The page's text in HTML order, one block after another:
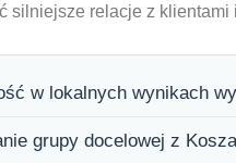
silniejsze relacje z
w lokalnych wynikach
grupy docelowej z